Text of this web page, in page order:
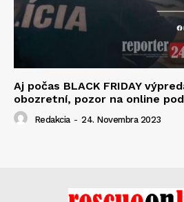
Aj počas BLACK FRIDAY
obozretní, pozor na online
Redakcia - 24. Novembra 2023